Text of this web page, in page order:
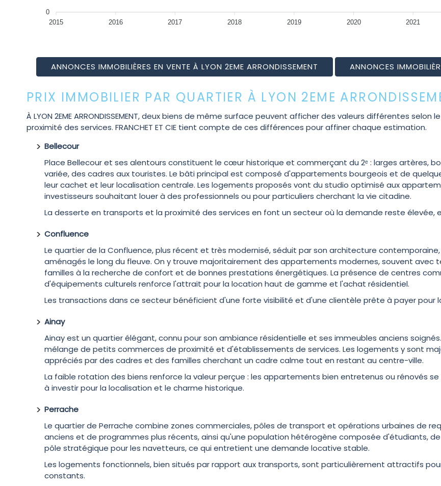
0
2015
2016 2017 2018 2019 2020 2021
ANNONCES IMMOBILIÈRES EN VENTE À LYON 2EME ARRONDISSEMENT ANNONCES
PRIX IMMOBILIER PAR QUARTIER À LYON 2EME
À LYON 2EME ARRONDISSEMENT, deux biens de même surface peuvent afficher des valeurs différentes
proximité des services. FRANCHET ET CIE tient compte de ces différences pour affiner chaque estimation.
Bellecour
Place Bellecour et ses alentours constituent le cœur historique et commerçant du 2ᵉ : larges artères,
variée, des cadres aux touristes. Le bâti principal est composé d'appartements bourgeois et de
leur cachet et leur localisation centrale. Les logements proposés vont du studio optimisé aux
investisseurs souhaitant louer à des professionnels ou pour particuliers cherchant la vie citadine.
La desserte en transports et la proximité des services en font un secteur où la demande reste élevée,
Confluence
Le quartier de la Confluence, plus récent et très modernisé, séduit par son architecture
aménagés le long du fleuve. On y trouve majoritairement des appartements modernes, souvent avec
familles à la recherche de confort et de bonnes prestations énergétiques. La présence de centres
d'équipements culturels renforce l'attrait pour la location haut de gamme et l'achat résidentiel.
Les transactions dans ce secteur bénéficient d'une forte visibilité et d'une clientèle prête à payer pour
Ainay
Ainay est un quartier élégant, connu pour son ambiance résidentielle et ses immeubles anciens
mélange de petits commerces de proximité et d'établissements de services. Les logements y sont
appréciés par des cadres et des familles cherchant un cadre calme tout en restant au centre-ville.
La faible rotation des biens renforce la valeur perçue : les appartements bien entretenus ou rénovés
à investir pour la localisation et le charme historique.
Perrache
Le quartier de Perrache combine zones commerciales, pôles de transport et opérations urbaines de
anciens et de programmes plus récents, ainsi qu'une population hétérogène composée d'étudiants,
pôle stratégique pour les navetteurs, ce qui entretient une demande locative stable.
Les logements fonctionnels, bien situés par rapport aux transports, sont particulièrement attractifs
constants.